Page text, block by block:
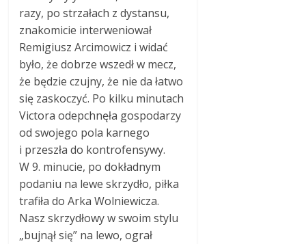
razy, po strzałach z dystansu,
znakomicie interweniował
Remigiusz Arcimowicz i widać
było, że dobrze wszedł w mecz,
że będzie czujny, że nie da łatwo
się zaskoczyć. Po kilku minutach
Victora odepchnęła gospodarzy
od swojego pola karnego
i przeszła do kontrofensywy.
W 9. minucie, po dokładnym
podaniu na lewe skrzydło, piłka
trafiła do Arka Wolniewicza.
Nasz skrzydłowy w swoim stylu
„bujnął się” na lewo, ograł